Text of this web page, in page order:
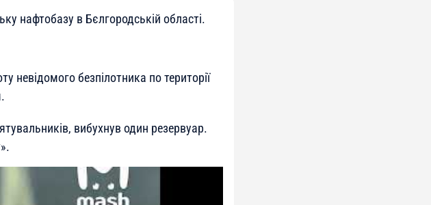
нафтобазу в Бєлгородській області.
невідомого безпілотника по території
вибухнув один резервуар.